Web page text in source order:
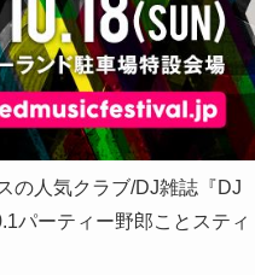
の人気クラブ/DJ雑誌『DJ
パーティー野郎ことスティ